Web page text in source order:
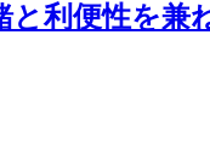
利便性を兼